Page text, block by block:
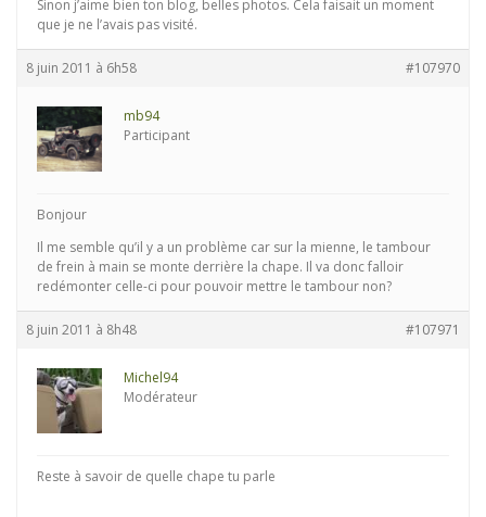
Sinon j’aime bien ton blog, belles photos. Cela faisait un moment
que je ne l’avais pas visité.
8 juin 2011 à 6h58 #107970
mb94
Participant
Bonjour
Il me semble qu’il y a un problème car sur la mienne, le tambour
de frein à main se monte derrière la chape. Il va donc falloir
redémonter celle-ci pour pouvoir mettre le tambour non?
8 juin 2011 à 8h48 #107971
Michel94
Modérateur
Reste à savoir de quelle chape tu parle